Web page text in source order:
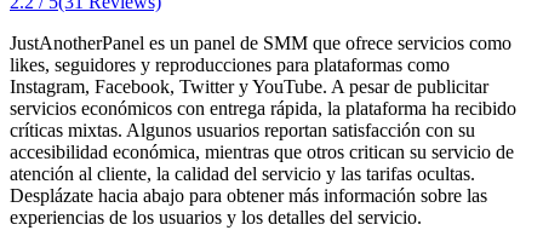
JustAnotherPanel es un panel de SMM que ofrece servicios como
likes, seguidores y reproducciones para plataformas como
Instagram, Facebook, Twitter y YouTube. A pesar de publicitar
servicios económicos con entrega rápida, la plataforma ha recibido
críticas mixtas. Algunos usuarios reportan satisfacción con su
accesibilidad económica, mientras que otros critican su servicio de
atención al cliente, la calidad del servicio y las tarifas ocultas.
Desplázate hacia abajo para obtener más información sobre las
experiencias de los usuarios y los detalles del servicio.